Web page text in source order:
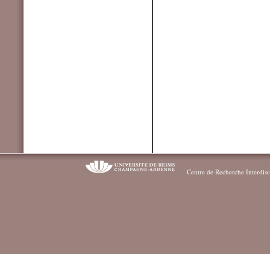
Centre de Recherche